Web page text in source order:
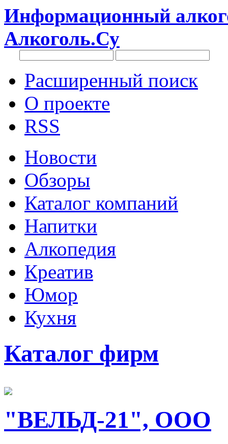
Информационный
Алкоголь.Су
Расширенный поиск
О проекте
RSS
Новости
Обзоры
Каталог компаний
Напитки
Алкопедия
Креатив
Юмор
Кухня
Каталог фирм
"ВЕЛЬД-21", ООО